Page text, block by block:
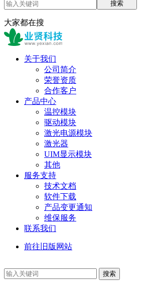
搜索
大家都在搜
关于我们
公司简介
荣誉资质
合作客户
产品中心
温控模块
驱动模块
激光电源模块
激光器
UIM显示模块
其他
服务支持
技术文档
软件下载
产品变更通知
维保服务
联系我们
前往旧版网站
搜索